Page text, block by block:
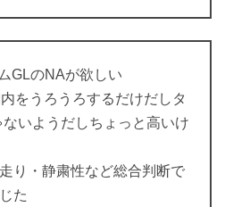
GLのNAが欲しい
をうろうろするだけだしタ
いようだしちょっと高いけ
り・静粛性など総合判断で
た